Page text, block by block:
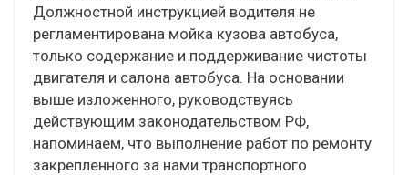
Должностной инструкцией водителя не
регламентирована мойка кузова автобуса,
только содержание и поддерживание чистоты
двигателя и салона автобуса. На основании
выше изложенного, руководствуясь
действующим законодательством РФ,
напоминаем, что выполнение работ по ремонту
закрепленного за нами транспортного